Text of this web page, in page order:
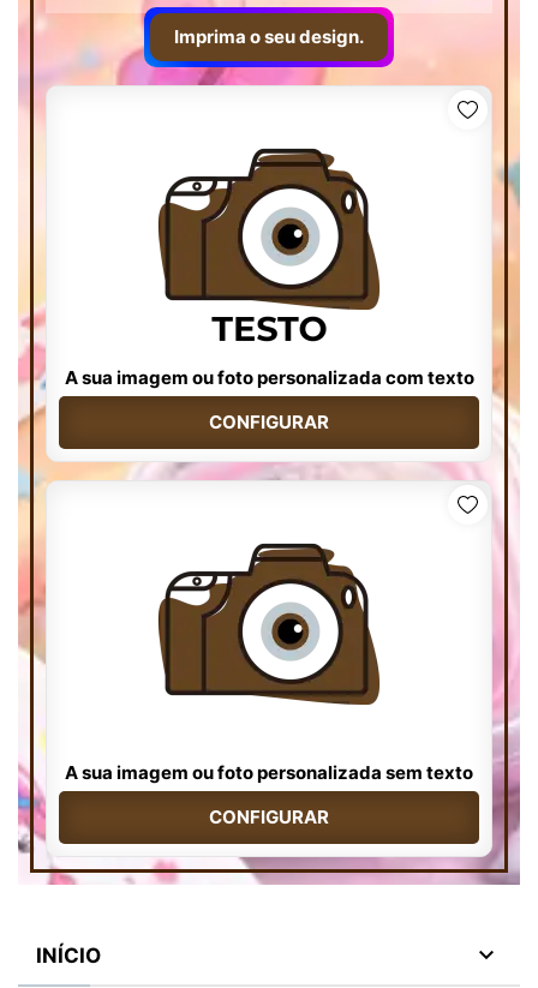
Imprima o seu design.
A sua imagem ou foto personalizada com texto
CONFIGURAR
A sua imagem ou foto personalizada sem texto
CONFIGURAR
INÍCIO 